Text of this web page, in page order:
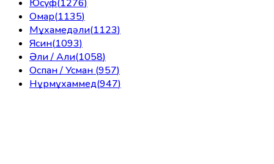
Юсуф(1276)
Омар(1135)
Мұхамедәли(1123)
Ясин(1093)
Әли / Али(1058)
Оспан / Усман (957)
Нұрмұхаммед(947)